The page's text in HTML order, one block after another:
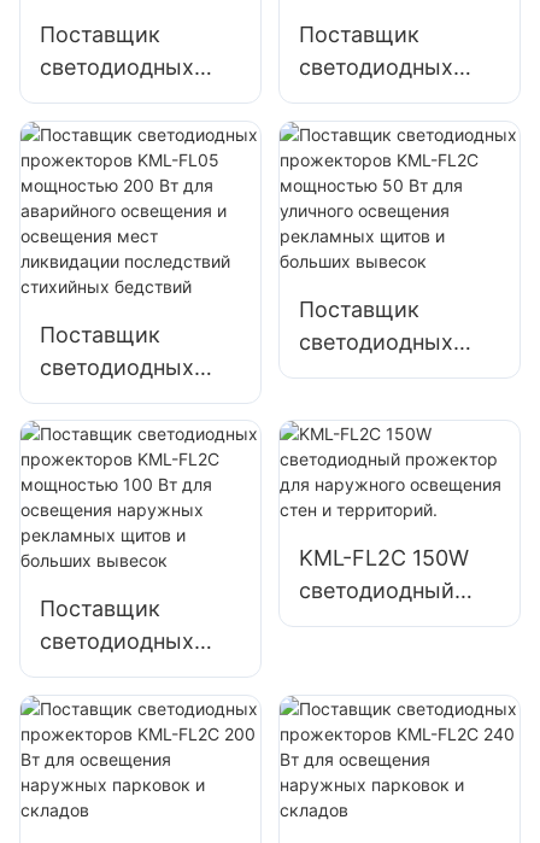
Поставщик
светодиодных
прожекторов
KML-FL05
мощностью 100
Вт для освещения
фасадов зданий и
строительных
площадок
Поставщик
светодиодных
прожекторов
KML-FL05
мощностью 150
Вт для освещения
парковок и
складских
помещений
Поставщик
светодиодных
прожекторов
KML-FL05
мощностью 200
Вт для аварийного
освещения и
освещения мест
ликвидации
последствий
стихийных
бедствий
Поставщик
светодиодных
прожекторов
мощностью 50 Вт
для уличного
освещения
и больших
вывесок
Поставщик
светодиодных
прожекторов
KML-FL2C
мощностью 100
Вт для освещения
наружных
KML-FL2C 150W
светодиодный
прожектор для
освещения стен и
территорий.